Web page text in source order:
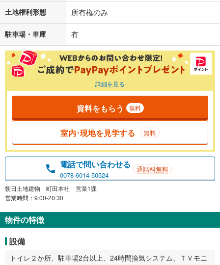
土地権利形態 所有権のみ
駐車場・車庫 有
詳細を見る
資料をもらう 無料
室内･現地を見学する 無料
電話で問い合わせる
0078-6014-50524
通話料無料
朝日土地建物 町田本社 営業1課
営業時間：9:00-20:30
物件の特徴
設備
トイレ２か所、駐車場2台以上、24時間換気システム、ＴＶモニ